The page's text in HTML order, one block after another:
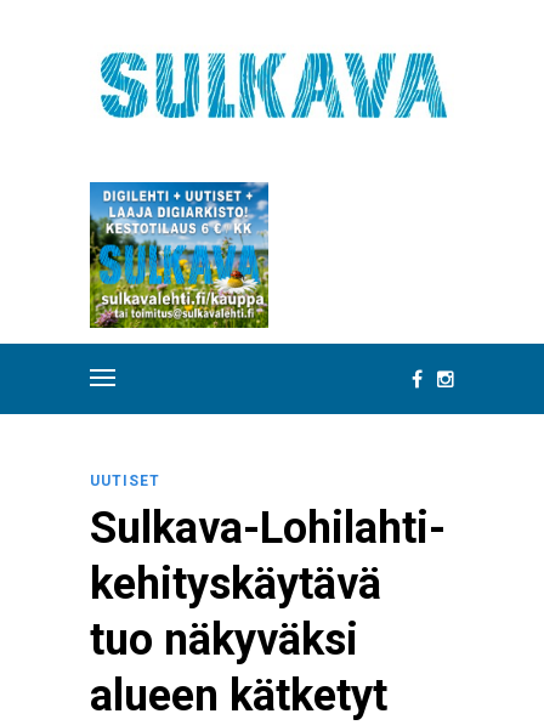
UUTISET
Sulkava-Lohilahti-
kehityskäytävä
tuo näkyväksi
alueen kätketyt